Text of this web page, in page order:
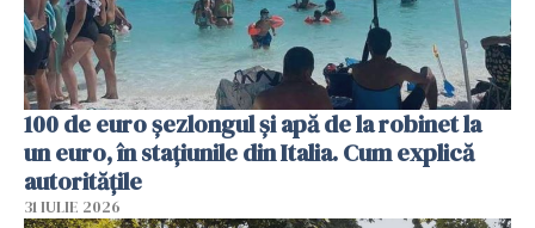
100 de euro șezlongul și apă de la robinet la
un euro, în stațiunile din Italia. Cum explică
autoritățile
31 IULIE 2026